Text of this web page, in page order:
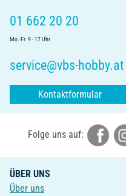
01 662 20 20
Mo.-Fr. 9 - 17 Uhr
service@vbs-hobby.at
Kontaktformular
Folge uns auf:
ÜBER UNS
Über uns